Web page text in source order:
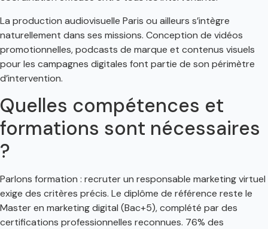
La production audiovisuelle Paris ou ailleurs s’intègre
naturellement dans ses missions. Conception de vidéos
promotionnelles, podcasts de marque et contenus visuels
pour les campagnes digitales font partie de son périmètre
d’intervention.
Quelles compétences et
formations sont nécessaires
?
Parlons formation : recruter un responsable marketing virtuel
exige des critères précis. Le diplôme de référence reste le
Master en marketing digital (Bac+5), complété par des
certifications professionnelles reconnues. 76% des